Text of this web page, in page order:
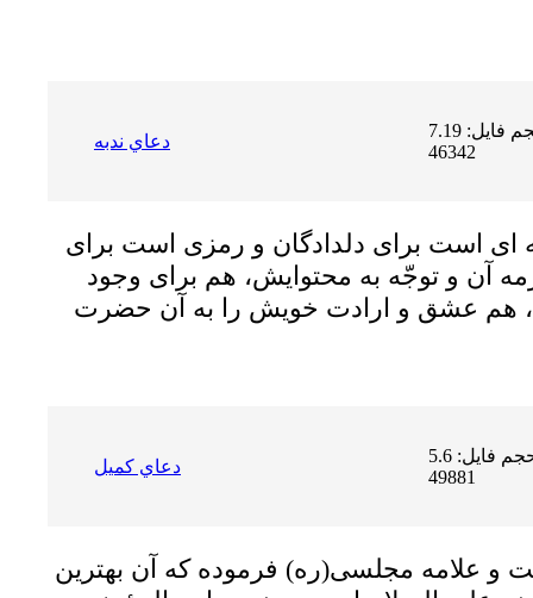
دعاي ندبه
حجم فایل: 7.19 MB | دریافت ها:
46342
اى است براى دلدادگان و رمزى است براى
آن و توجّه به محتوایش، هم براى وجود
هم عشق و ارادت خویش را به آن حضرت
دعاي كميل
حجم فایل: 5.6 MB | دریافت ها:
49881
و علامه مجلسى(ره) فرموده كه آن بهترين